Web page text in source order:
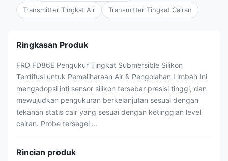
Transmitter Tingkat Air Transmitter Tingkat Cairan
Ringkasan Produk
FRD FD86E Pengukur Tingkat Submersible Silikon
Terdifusi untuk Pemeliharaan Air & Pengolahan Limbah Ini
mengadopsi inti sensor silikon tersebar presisi tinggi, dan
mewujudkan pengukuran berkelanjutan sesuai dengan
tekanan statis cair yang sesuai dengan ketinggian level
cairan. Probe tersegel ...
Rincian produk